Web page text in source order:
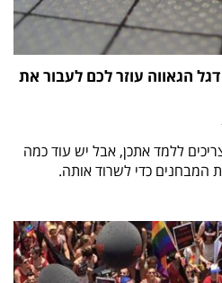
הגאווה עוזר לכם לעבור את
ללמד אתכן, אבל יש עוד כמה
כדי לשרוד אותה.